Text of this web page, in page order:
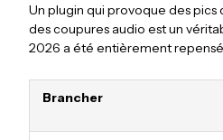
Un plugin qui provoque des
des coupures audio est un
2026 a été entièrement
Brancher